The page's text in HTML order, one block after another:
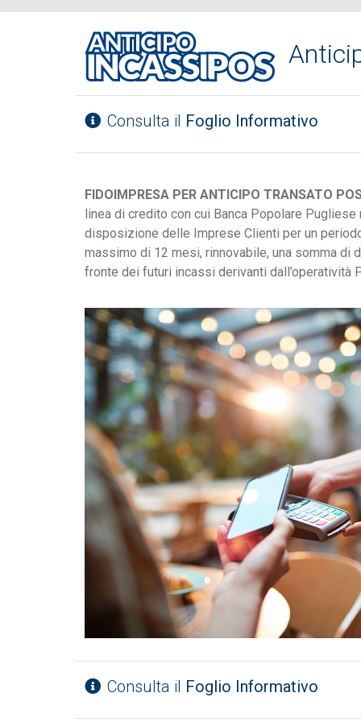
Consulta il Foglio Informativo
FIDOIMPRESA PER ANTICIPO TRANSATO
linea di credito con cui Banca Popolare Pugliese
disposizione delle Imprese Clienti per un
massimo di 12 mesi, rinnovabile, una somma di
fronte dei futuri incassi derivanti dall’operatività
Consulta il Foglio Informativo